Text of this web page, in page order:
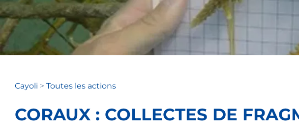
Cayoli > Toutes les actions
CORAUX : COLLECTES DE